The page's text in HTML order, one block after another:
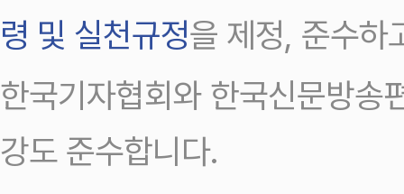
령 및 실천규정을 제정, 준수하
한국기자협회와 한국신문방송
강도 준수합니다.